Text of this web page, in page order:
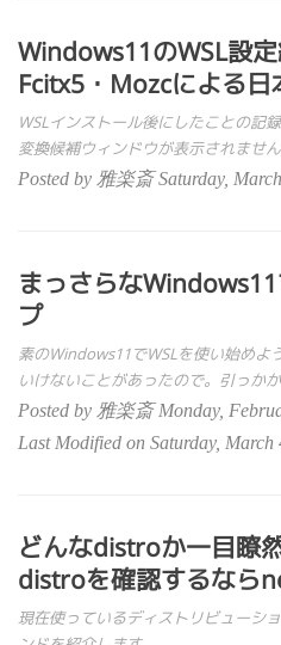
Windows11のWSL設
Fcitx5・Mozcによる日
WSLインストール後にしたことの記
変換候補ウィンドウが表示されませ
Posted by 雅楽斎 Saturday,
まっさらな
プ
素のWindows11でWSLを使い始めよ
いけないことがあったので。引っか
Posted by 雅楽斎 Monday,
Last Modified on Saturday, March
どんなdistroか一目瞭
distroを確認するなら
現在使っているディストリビューシ